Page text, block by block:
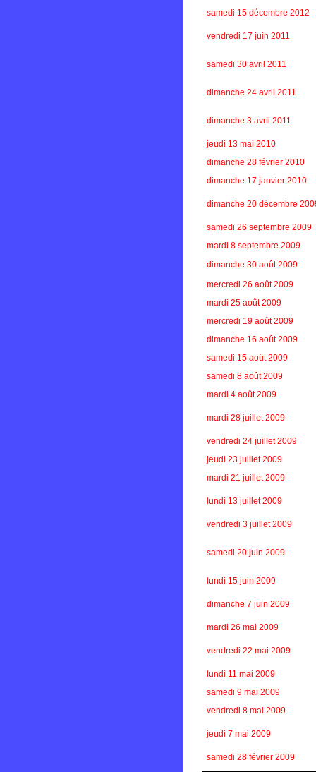
samedi 15 décembre 2012
vendredi 17 juin 2011
samedi 30 avril 2011
dimanche 24 avril 2011
dimanche 3 avril 2011
jeudi 13 mai 2010
dimanche 28 février 2010
dimanche 17 janvier 2010
dimanche 20 décembre
samedi 26 septembre 2009
mardi 8 septembre 2009
dimanche 30 août 2009
mercredi 26 août 2009
mardi 25 août 2009
mercredi 19 août 2009
dimanche 16 août 2009
samedi 15 août 2009
samedi 8 août 2009
mardi 4 août 2009
mardi 28 juillet 2009
vendredi 24 juillet 2009
jeudi 23 juillet 2009
mardi 21 juillet 2009
lundi 13 juillet 2009
vendredi 3 juillet 2009
samedi 20 juin 2009
lundi 15 juin 2009
dimanche 7 juin 2009
mardi 26 mai 2009
vendredi 22 mai 2009
lundi 11 mai 2009
samedi 9 mai 2009
vendredi 8 mai 2009
jeudi 7 mai 2009
samedi 28 février 2009